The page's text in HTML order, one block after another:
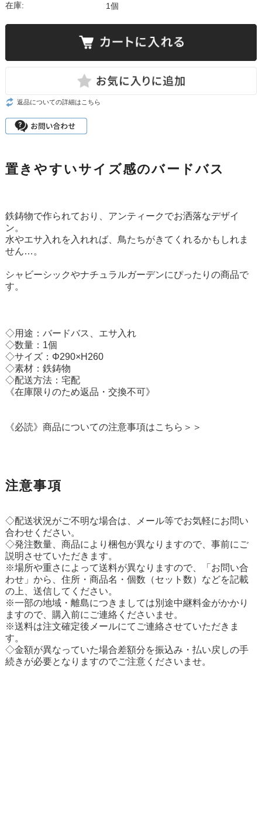
在庫: 1個
返品についての詳細はこちら
置きやすいサイズ感のバードバス
鉄鋳物で作られており、アンティークでお洒落なデザイ
ン。
水やエサ入れを入れれば、鳥たちがきてくれるかもしれま
せん…。
シャビーシックやナチュラルガーデンにぴったりの商品で
す。
◇用途：バードバス、エサ入れ
◇数量：1個
◇サイズ：Φ290×H260
◇素材：鉄鋳物
◇配送方法：宅配
《在庫限りのため返品・交換不可》
《必読》商品についての注意事項はこちら＞＞
注意事項
◇配送状況がご不明な場合は、メール等でお気軽にお問い
合わせください。
◇発注数量、商品により梱包が異なりますので、事前にご
説明させていただきます。
※場所や重さによって送料が異なりますので、「お問い合
わせ」から、住所・商品名・個数（セット数）などを記載
の上、送信してください。
※一部の地域・離島につきましては別途中継料金がかかり
ますので、購入前にご連絡くださいませ。
※送料は注文確定後メールにてご連絡させていただきま
す。
◇金額が異なっていた場合差額分を振込み・払い戻しの手
続きが必要となりますのでご注意くださいませ。